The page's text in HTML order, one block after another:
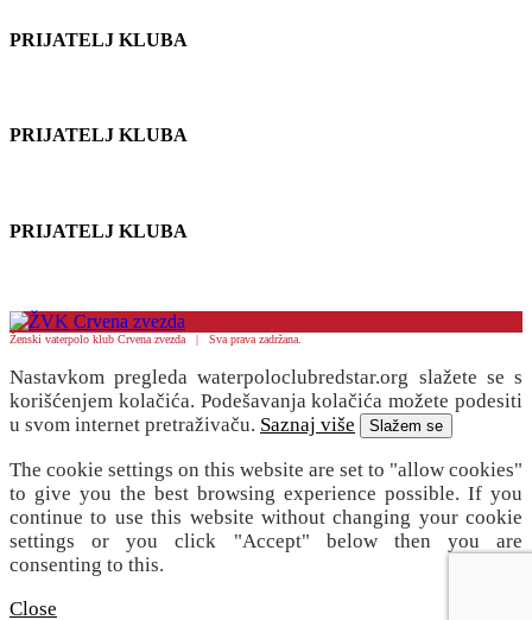
PRIJATELJ KLUBA
PRIJATELJ KLUBA
PRIJATELJ KLUBA
Ženski vaterpolo klub Crvena zvezda | Sva prava zadržana.
Nastavkom pregleda waterpoloclubredstar.org slažete se s
korišćenjem kolačića. Podešavanja kolačića možete podesiti
u svom internet pretraživaču. Saznaj više Slažem se
The cookie settings on this website are set to "allow cookies"
to give you the best browsing experience possible. If you
continue to use this website without changing your cookie
settings or you click "Accept" below then you are
consenting to this.
Close